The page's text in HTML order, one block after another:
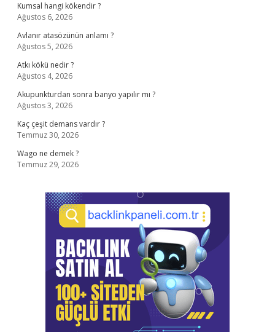
Kumsal hangi kökendir ?
Ağustos 6, 2026
Avlanır atasözünün anlamı ?
Ağustos 5, 2026
Atkı kökü nedir ?
Ağustos 4, 2026
Akupunkturdan sonra banyo yapılır mı ?
Ağustos 3, 2026
Kaç çeşit demans vardır ?
Temmuz 30, 2026
Wago ne demek ?
Temmuz 29, 2026